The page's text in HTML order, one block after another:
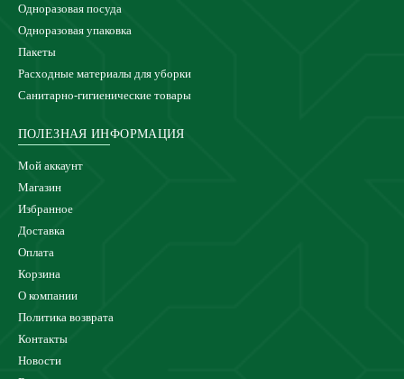
Одноразовая посуда
Одноразовая упаковка
Пакеты
Расходные материалы для уборки
Санитарно-гигиенические товары
ПОЛЕЗНАЯ ИНФОРМАЦИЯ
Мой аккаунт
Магазин
Избранное
Доставка
Оплата
Корзина
О компании
Политика возврата
Контакты
Новости